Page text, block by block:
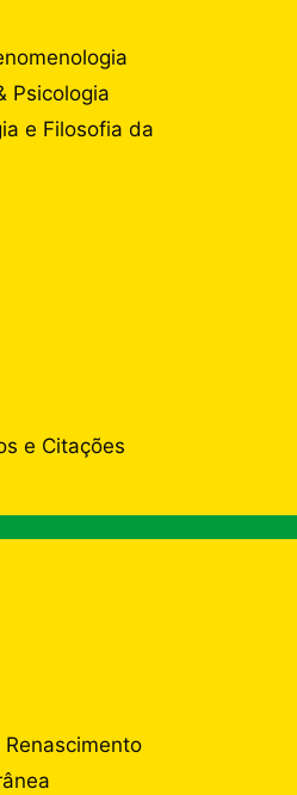
Psicologia
e Filosofia da
e Citações